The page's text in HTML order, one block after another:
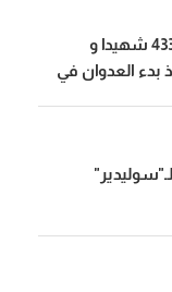
وزارة الصحة: 4335 شهيدا و
منذ بدء العدوان في